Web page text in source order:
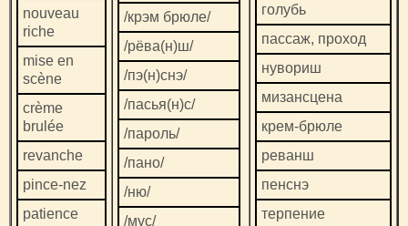
nouveau
riche
mise en
scène
crème
brulée
revanche
pince-nez
patience
/крэм брюле/
/рёва(н)ш/
/пэ(н)снэ/
/пасья(н)с/
/пароль/
/пано/
/ню/
/мус/
голубь
пассаж, проход
нувориш
мизансцена
крем-брюле
реванш
пенснэ
терпение